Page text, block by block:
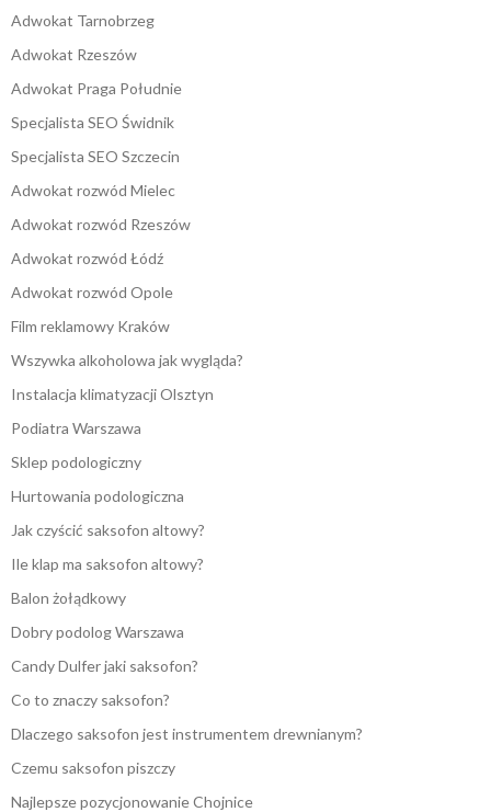
Adwokat Tarnobrzeg
Adwokat Rzeszów
Adwokat Praga Południe
Specjalista SEO Świdnik
Specjalista SEO Szczecin
Adwokat rozwód Mielec
Adwokat rozwód Rzeszów
Adwokat rozwód Łódź
Adwokat rozwód Opole
Film reklamowy Kraków
Wszywka alkoholowa jak wygląda?
Instalacja klimatyzacji Olsztyn
Podiatra Warszawa
Sklep podologiczny
Hurtowania podologiczna
Jak czyścić saksofon altowy?
Ile klap ma saksofon altowy?
Balon żołądkowy
Dobry podolog Warszawa
Candy Dulfer jaki saksofon?
Co to znaczy saksofon?
Dlaczego saksofon jest instrumentem drewnianym?
Czemu saksofon piszczy
Najlepsze pozycjonowanie Chojnice